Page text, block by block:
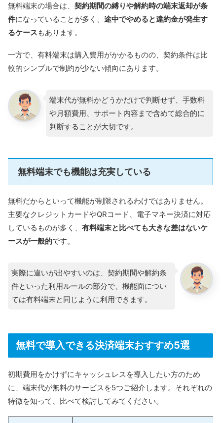
無料端末の場合は、 契約期間の縛りや解約時の端末返却が条
件になっていることが多く、 途中でやめると違約金が発生す
るケース もあります。
一方で、有料端末は購入費用がかかるものの、契約条件は比
較的シンプルで制約が少ない傾向にあります。
端末代が無料かどうかだけで判断せず、手数料
や月額費用、サポート内容まで含めて総合的に
判断することが大切です。
無料端末でも機能は充実している
無料だからといって機能が制限されるわけではありません。
主要なクレジットカードやQRコード、電子マネー決済に対応
しているものが多く、 有料端末と比べても大きな差はないケ
ースが一般的です。
実際に違いが出やすいのは、契約期間や解約条
件といった利用ルールの部分で、機能面につい
ては有料端末と同じように利用できます。
無料で導入できる決済端末おすすめ5選
初期費用をかけずにキャッシュレスを導入したい方のため
に、端末代が無料のサービスを5つご紹介します。それぞれの
特徴を知って、比べて検討してみてください。